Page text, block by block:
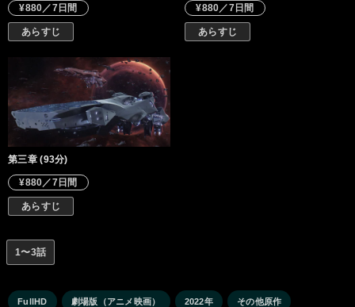
¥880／7日間
あらすじ
¥880／7日間
あらすじ
第三章 (93分)
¥880／7日間
あらすじ
1〜3話
FullHD 劇場版（アニメ映画） 2022年 その他原作